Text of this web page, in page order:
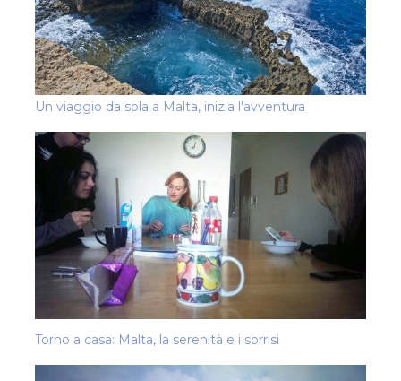
Un viaggio da sola a Malta, inizia l'avventura
Torno a casa: Malta, la serenità e i sorrisi